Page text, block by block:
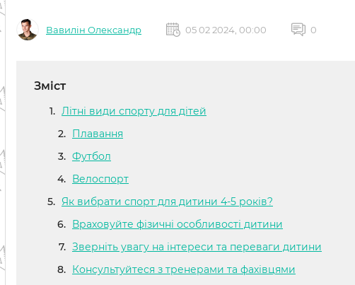
Вавилін Олександр 05 02 2024, 00:00 0
Зміст
Літні види спорту для дітей
Плавання
Футбол
Велоспорт
Як вибрати спорт для дитини 4-5 років?
Враховуйте фізичні особливості дитини
Зверніть увагу на інтереси та переваги дитини
Консультуйтеся з тренерами та фахівцями